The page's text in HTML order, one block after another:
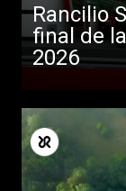
Rancilio
final de
2026